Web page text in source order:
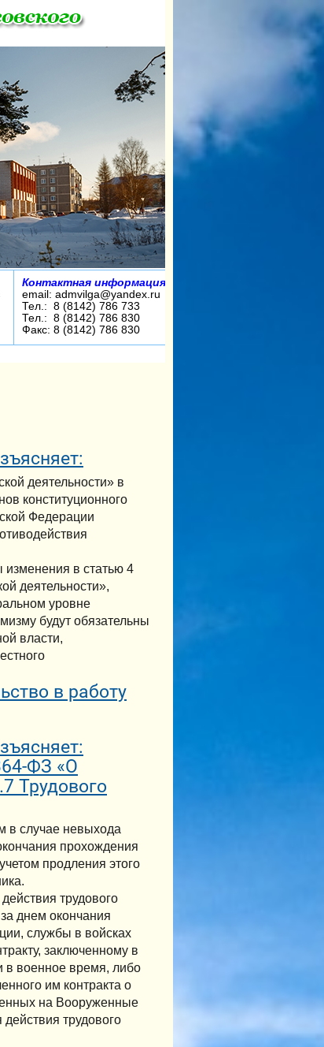
Контактная информация:
email: admvilga@yandex.ru
Тел.: 8 (8142) 786 733
Тел.: 8 (8142) 786 830
Факс: 8 (8142) 786 830
деятельности» в
конституционного
Федерации
в статью 4
деятельности»,
уровне
будут обязательны
власти,
в работу
ФЗ «О
Трудового
в случае невыхода
прохождения
продления этого
трудового
днем окончания
службы в войсках
заключенному в
в военное время, либо
им контракта о
на Вооруженные
трудового